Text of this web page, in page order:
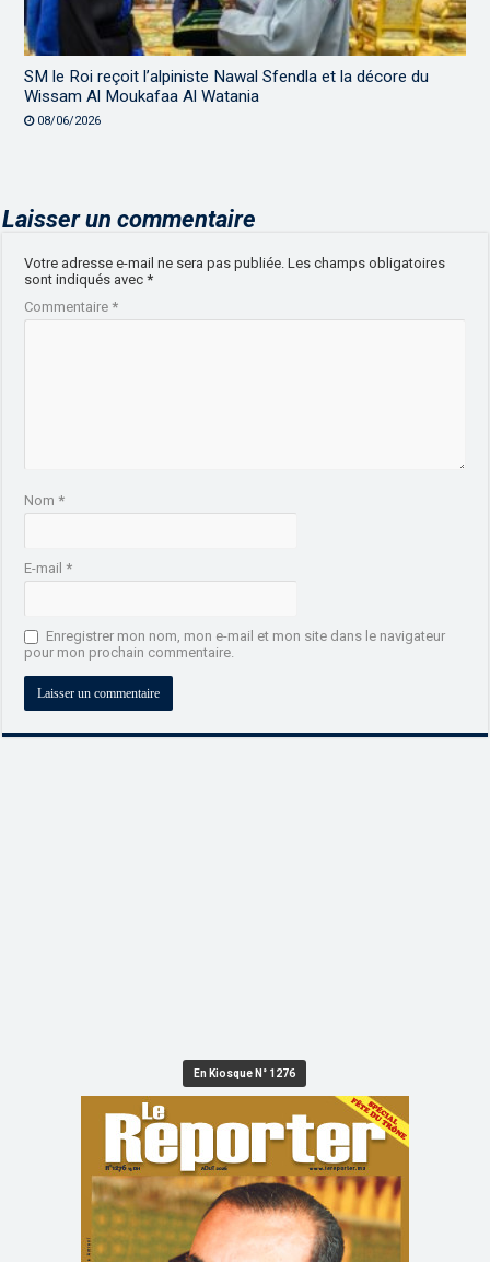
SM le Roi reçoit l’alpiniste Nawal Sfendla et la décore du
Wissam Al Moukafaa Al Watania
08/06/2026
Laisser un commentaire
Votre adresse e-mail ne sera pas publiée. Les champs obligatoires
sont indiqués avec*
Commentaire*
Nom*
E-mail*
Enregistrer mon nom, mon e-mail et mon site dans le navigateur
pour mon prochain commentaire.
En Kiosque N° 1276